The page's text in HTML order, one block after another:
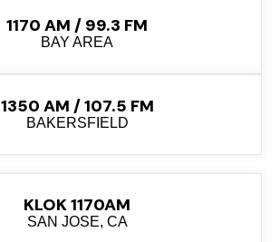
1170 AM / 99.3 FM
BAY AREA
1350 AM / 107.5 FM
BAKERSFIELD
KLOK 1170AM
SAN JOSE, CA